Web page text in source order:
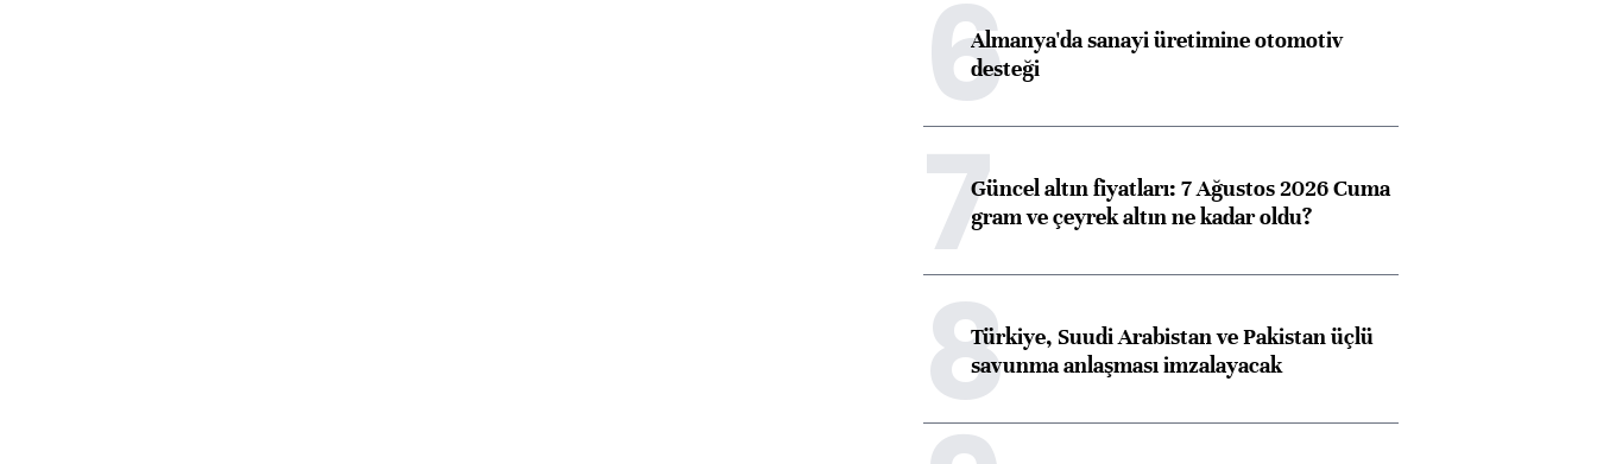
6Almanya'da sanayi üretimine otomotiv
desteği
7Güncel altın fiyatları: 7 Ağustos 2026 Cuma
gram ve çeyrek altın ne kadar oldu?
8Türkiye, Suudi Arabistan ve Pakistan üçlü
savunma anlaşması imzalayacak